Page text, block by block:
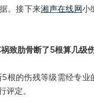
。接下来湘声在线网小
致肋骨断了5根算几级
的伤残等级需经专业
评定。